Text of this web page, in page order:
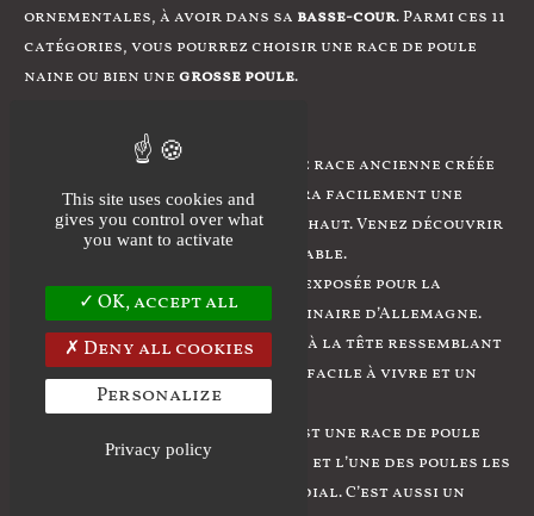
ornementales, à avoir dans sa basse-cour. Parmi ces 11
catégories, vous pourrez choisir une race de poule
naine ou bien une grosse poule.
Version naine
– Le combattant Anglais est une race ancienne créée
en 1850. Cet oiseau agile atteindra facilement une
hauteur de vol de plus de 5 m de haut. Venez découvrir
cette poule attachante et agréable.
– La Faverolle naine : Elle a été exposée pour la
première fois en 1929, et est originaire d’Allemagne.
Découvrez cette poule atypique à la tête ressemblant
à un hibou et avec un caractère facile à vivre et un
plumage attrayant.
: C’est une race de poule
vieille datant de plus de 500 ans et l’une des poules les
plus prisées sur le marché mondial. C’est aussi un
This site uses cookies and
gives you control over what
you want to activate
OK, accept all
Deny all cookies
Personalize
Privacy policy